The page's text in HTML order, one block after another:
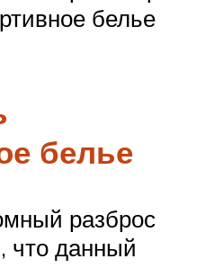
белье
белье
разброс
что данный